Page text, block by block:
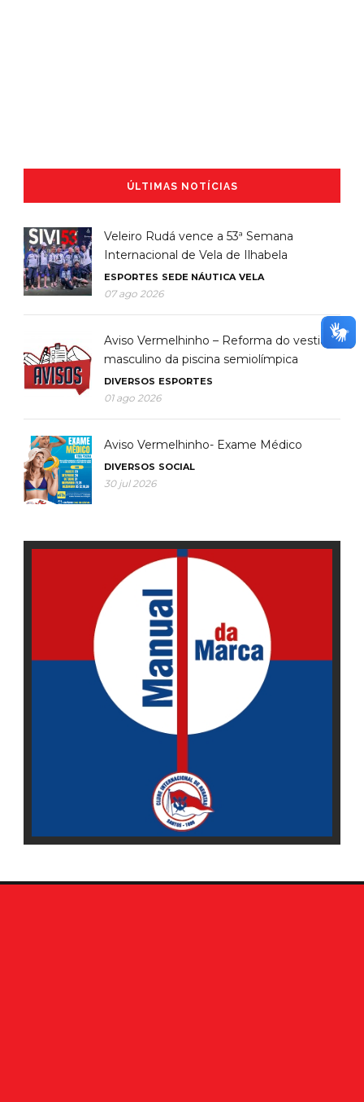
ÚLTIMAS NOTÍCIAS
Veleiro Rudá vence a 53ª Semana
Internacional de Vela de Ilhabela
ESPORTES SEDE NÁUTICA VELA
07 ago 2026
Aviso Vermelhinho – Reforma do vestiário
masculino da piscina semiolímpica
DIVERSOS ESPORTES
01 ago 2026
Aviso Vermelhinho- Exame Médico
DIVERSOS SOCIAL
30 jul 2026